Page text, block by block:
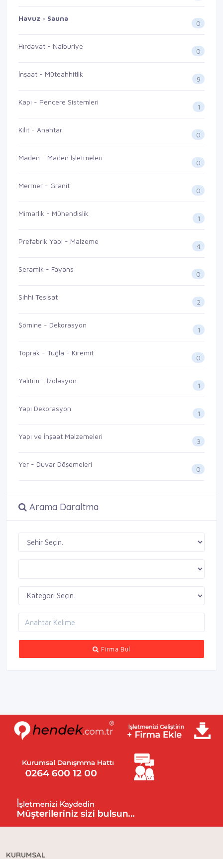
Havuz - Sauna
0
Hırdavat - Nalburiye
0
İnşaat - Müteahhitlik
9
Kapı - Pencere Sistemleri
1
Kilit - Anahtar
0
Maden - Maden İşletmeleri
0
Mermer - Granit
0
Mimarlık - Mühendislik
1
Prefabrik Yapı - Malzeme
4
Seramik - Fayans
0
Sıhhi Tesisat
2
Şömine - Dekorasyon
1
Toprak - Tuğla - Kiremit
0
Yalıtım - İzolasyon
1
Yapı Dekorasyon
1
Yapı ve İnşaat Malzemeleri
3
Yer - Duvar Döşemeleri
0
Arama Daraltma
Firma Bul
KURUMSAL